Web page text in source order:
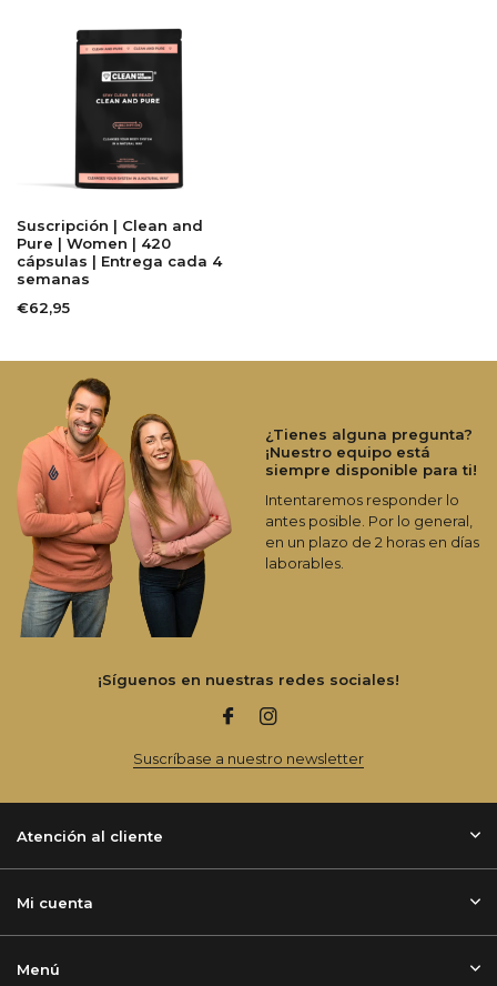
Suscripción | Clean and
Pure | Women | 420
cápsulas | Entrega cada 4
semanas
€62,95
¿Tienes alguna pregunta?
¡Nuestro equipo está
siempre disponible para ti!
Intentaremos responder lo
antes posible. Por lo general,
en un plazo de 2 horas en días
laborables.
¡Síguenos en nuestras redes sociales!
Suscríbase a nuestro newsletter
Atención al cliente
Mi cuenta
Menú